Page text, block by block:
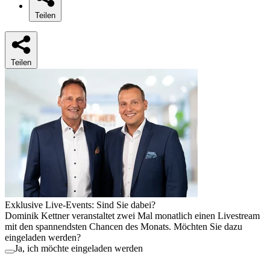
Teilen
Teilen
Exklusive Live-Events: Sind Sie dabei?
Dominik Kettner veranstaltet zwei Mal monatlich einen Livestream
mit den spannendsten Chancen des Monats. Möchten Sie dazu
eingeladen werden?
Ja, ich möchte eingeladen werden